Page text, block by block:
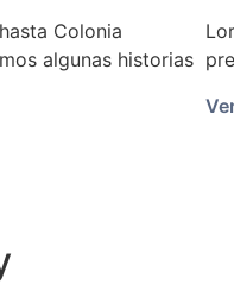
Colonia
algunas historias